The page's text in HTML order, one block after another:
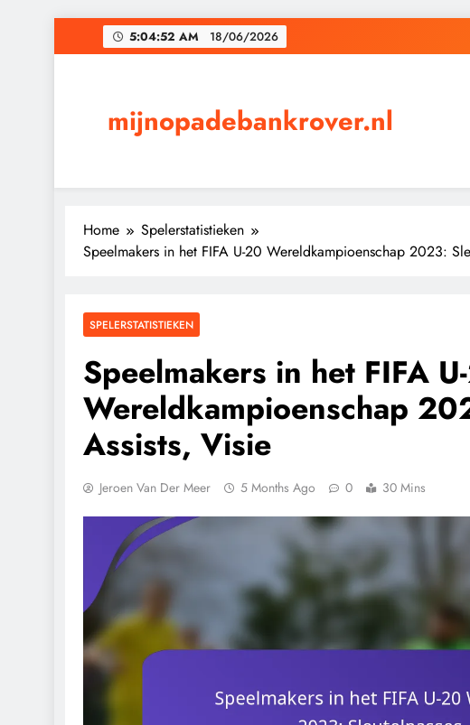
to
5:04:53 AM 18/06/2026
mijnopadebankrover.nl
Home
Spelerstatistieken
Speelmakers in het FIFA U-20 Wereldkampioenschap 2023:
SPELERSTATISTIEKEN
Speelmakers in het FIFA
Wereldkampioenschap
Assists, Visie
Jeroen Van Der Meer 5 Months Ago 0 30 Mins